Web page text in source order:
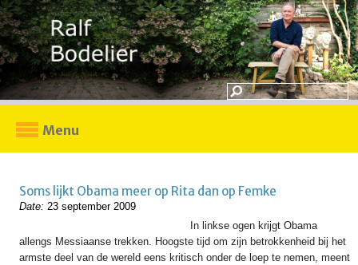
Menu
Soms lijkt Obama meer op Rita dan op Femke
Date: 23 september 2009
In linkse ogen krijgt Obama
allengs Messiaanse trekken. Hoogste tijd om zijn betrokkenheid bij het
armste deel van de wereld eens kritisch onder de loep te nemen, meent